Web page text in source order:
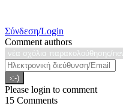
Σύνδεση/Login
Comment authors
Please login to comment
15 Comments